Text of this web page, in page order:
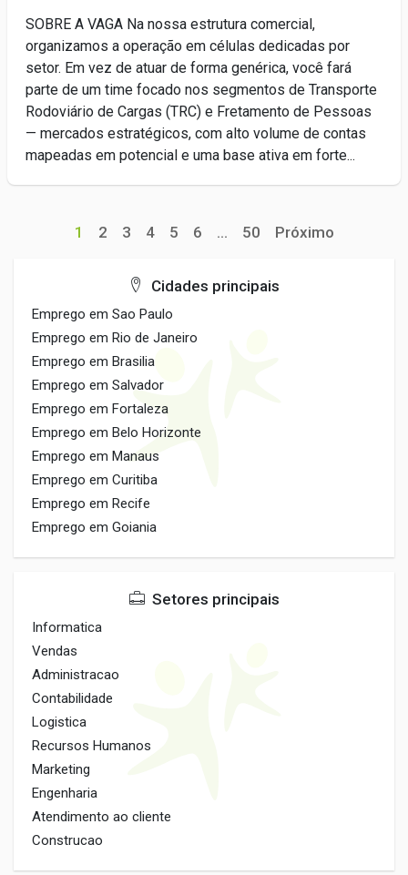
SOBRE A VAGA Na nossa estrutura comercial,
organizamos a operação em células dedicadas por
setor. Em vez de atuar de forma genérica, você fará
parte de um time focado nos segmentos de Transporte
Rodoviário de Cargas (TRC) e Fretamento de Pessoas
— mercados estratégicos, com alto volume de contas
mapeadas em potencial e uma base ativa em forte...
1 2 3 4 5 6 ... 50 Próximo
Cidades principais
Emprego em Sao Paulo
Emprego em Rio de Janeiro
Emprego em Brasilia
Emprego em Salvador
Emprego em Fortaleza
Emprego em Belo Horizonte
Emprego em Manaus
Emprego em Curitiba
Emprego em Recife
Emprego em Goiania
Setores principais
Informatica
Vendas
Administracao
Contabilidade
Logistica
Recursos Humanos
Marketing
Engenharia
Atendimento ao cliente
Construcao